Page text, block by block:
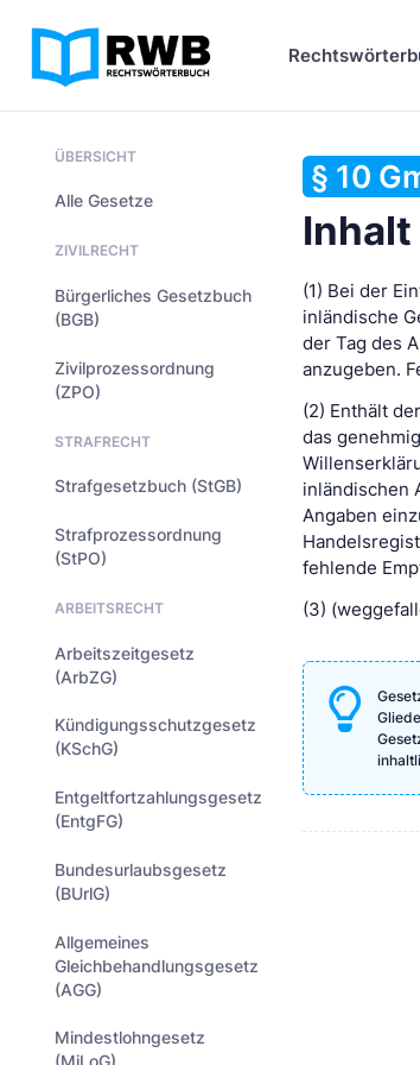
ÜBERSICHT
Alle Gesetze
ZIVILRECHT
Bürgerliches Gesetzbuch
(BGB)
Zivilprozessordnung
(ZPO)
STRAFRECHT
Strafgesetzbuch (StGB)
Strafprozessordnung
(StPO)
ARBEITSRECHT
Arbeitszeitgesetz
(ArbZG)
Kündigungsschutzgesetz
(KSchG)
Entgeltfortzahlungsgesetz
(EntgFG)
Bundesurlaubsgesetz
(BUrlG)
Allgemeines
Gleichbehandlungsgesetz
(AGG)
Mindestlohngesetz
§ 10
(1) Bei der
inländische
der Tag des
anzugeben.
(2) Enthält
das
inländischen
Angaben
fehlende
(3)